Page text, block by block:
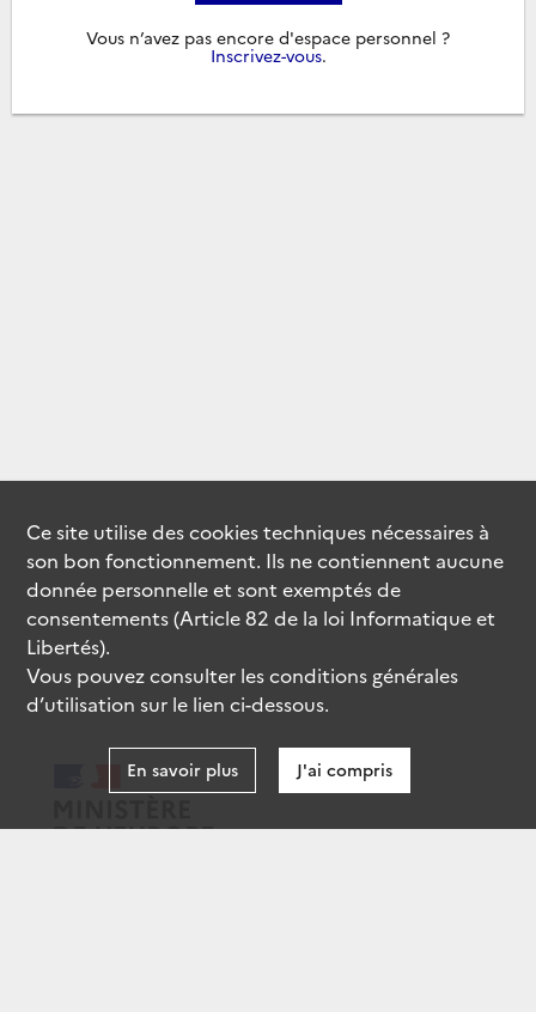
Vous n’avez pas encore d'espace personnel ?
Inscrivez-vous.
Ce site utilise descookiestechniques nécessaires à
son bon fonctionnement. Ils ne contiennent aucune
donnée personnelle et sont exemptés de
consentements (Article 82 de la loi Informatique et
Libertés).
Vous pouvez consulter les conditions générales
d’utilisation sur le lien ci-dessous.
En savoir plus J'ai compris